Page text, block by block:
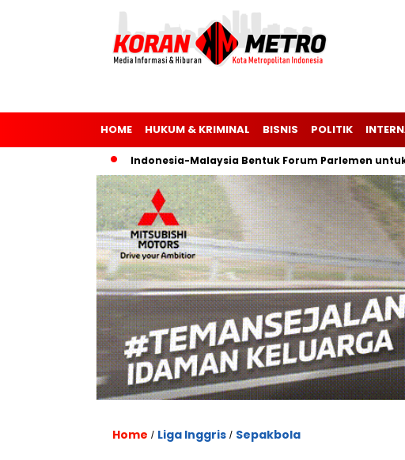
HOME HUKUM & KRIMINAL BISNIS POLITIK
Indonesia-Malaysia Bentuk Forum Parlemen untuk
Home / Liga Inggris / Sepakbola